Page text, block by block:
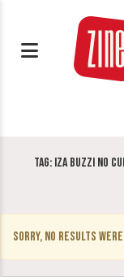
Tag: Iza Buzzi no
Sorry, no results